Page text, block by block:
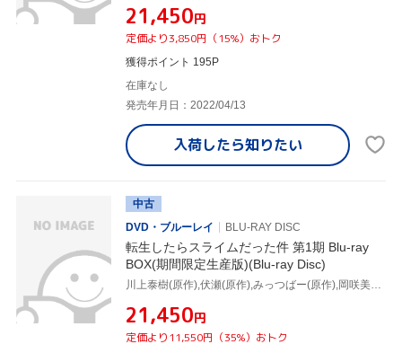
¥21,450円
定価より3,850円（15%）おトク
獲得ポイント 195P
在庫なし
発売年月日：2022/04/13
入荷したら知りたい
中古
DVD・ブルーレイ
BLU-RAY DISC
転生したらスライムだった件 第1期 Blu-ray
BOX(期間限定生産版)(Blu-ray Disc)
川上泰樹(原作),伏瀬(原作),みっつばー(原作),岡咲美保(リムル),豊口めぐみ(大賢者),前野智昭(ヴェルドラ),江畑諒真(キャラクターデザイン),Elements Garden(音楽)
¥21,450円
定価より11,550円（35%）おトク